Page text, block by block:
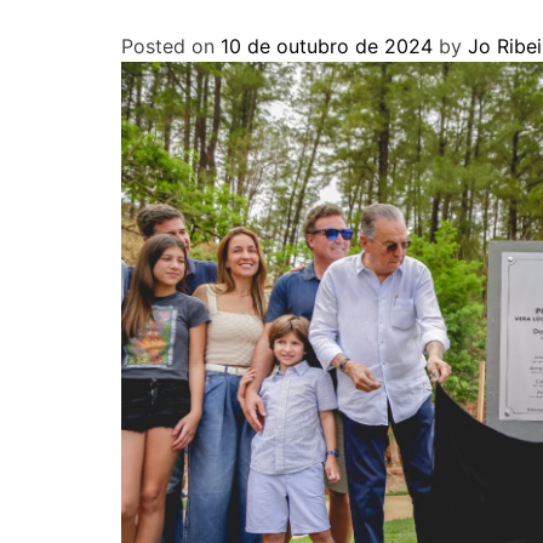
Posted on 10 de outubro de 2024 by Jo